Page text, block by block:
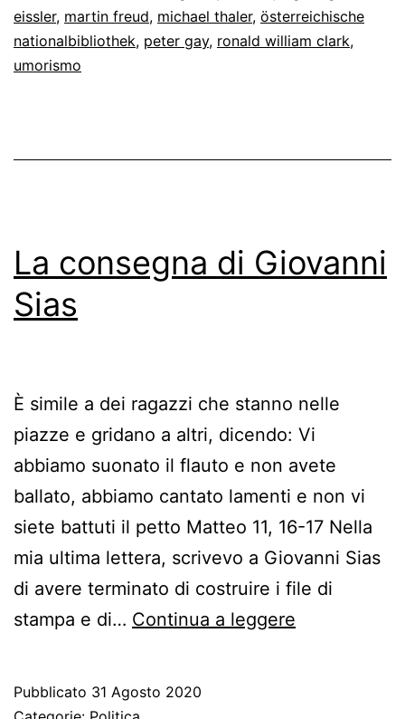
eissler, martin freud, michael thaler, österreichische
nationalbibliothek, peter gay, ronald william clark,
umorismo
La consegna di Giovanni
Sias
È simile a dei ragazzi che stanno nelle
piazze e gridano a altri, dicendo: Vi
abbiamo suonato il flauto e non avete
ballato, abbiamo cantato lamenti e non vi
siete battuti il petto Matteo 11, 16-17 Nella
mia ultima lettera, scrivevo a Giovanni Sias
di avere terminato di costruire i file di
stampa e di… Continua a leggere
Pubblicato 31 Agosto 2020